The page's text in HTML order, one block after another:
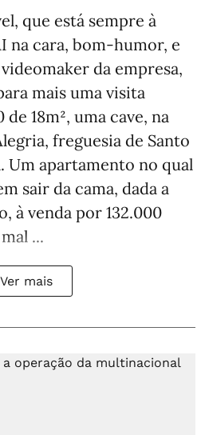
que está sempre à
na cara, bom-humor, e
da empresa,
mais uma visita
18m², uma cave, na
freguesia de Santo
Um apartamento no qual
sair da cama, dada a
à venda por 132.000
...
Ver mais